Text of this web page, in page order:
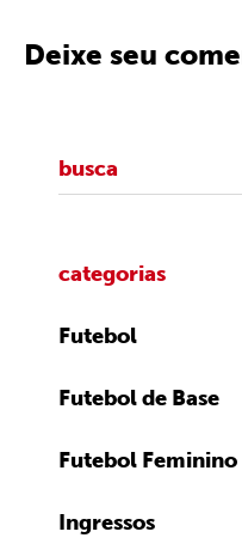
Deixe seu
categorias
Futebol
Futebol de Base
Futebol Feminino
Ingressos